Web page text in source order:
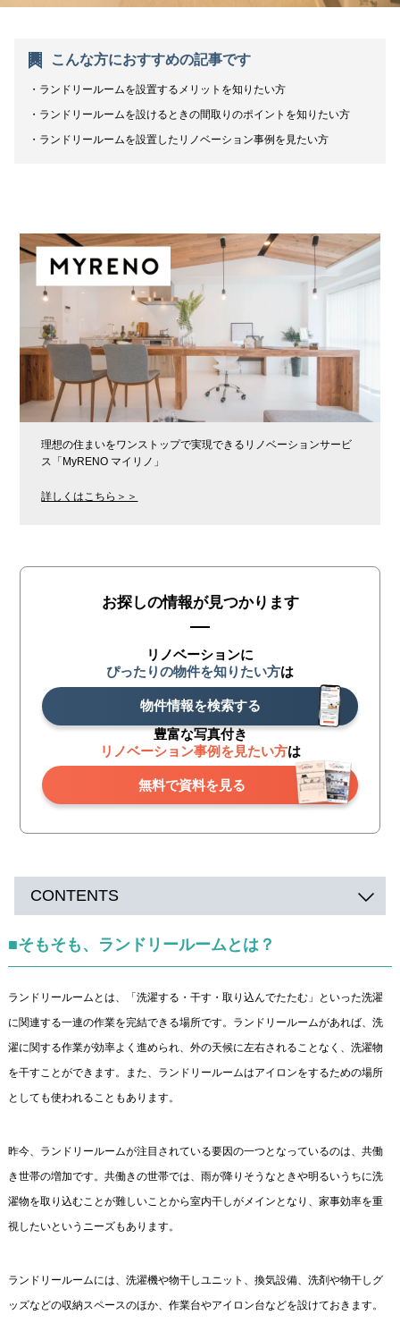
こんな方におすすめの記事です
ランドリールームを設置するメリットを知りたい方
ランドリールームを設けるときの間取りのポイントを知りたい方
ランドリールームを設置したリノベーション事例を見たい方
理想の住まいをワンストップで実現できるリノベーションサービ
ス「MyRENO マイリノ」
詳しくはこちら＞＞
お探しの情報が見つかります
リノベーションに
ぴったりの物件を知りたい方は
物件情報を検索する
豊富な写真付き
リノベーション事例を見たい方は
無料で資料を見る
CONTENTS
■そもそも、ランドリールームとは？
ランドリールームとは、「洗濯する・干す・取り込んでたたむ」といった洗濯
に関連する一連の作業を完結できる場所です。ランドリールームがあれば、洗
濯に関する作業が効率よく進められ、外の天候に左右されることなく、洗濯物
を干すことができます。また、ランドリールームはアイロンをするための場所
としても使われることもあります。
昨今、ランドリールームが注目されている要因の一つとなっているのは、共働
き世帯の増加です。共働きの世帯では、雨が降りそうなときや明るいうちに洗
濯物を取り込むことが難しいことから室内干しがメインとなり、家事効率を重
視したいというニーズもあります。
ランドリールームには、洗濯機や物干しユニット、換気設備、洗剤や物干しグ
ッズなどの収納スペースのほか、作業台やアイロン台などを設けておきます。